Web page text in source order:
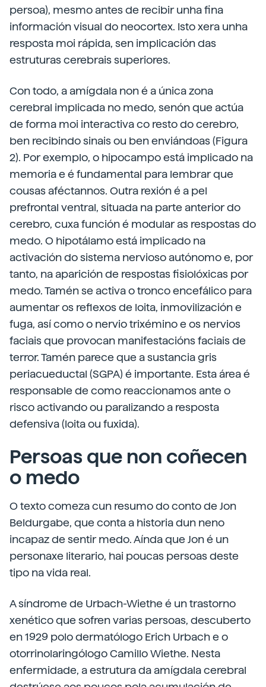
persoa), mesmo antes de recibir unha fina
información visual do neocortex. Isto xera unha
resposta moi rápida, sen implicación das
estruturas cerebrais superiores.
Con todo, a amígdala non é a única zona
cerebral implicada no medo, senón que actúa
de forma moi interactiva co resto do cerebro,
ben recibindo sinais ou ben enviándoas (Figura
2). Por exemplo, o hipocampo está implicado na
memoria e é fundamental para lembrar que
cousas aféctannos. Outra rexión é a pel
prefrontal ventral, situada na parte anterior do
cerebro, cuxa función é modular as respostas do
medo. O hipotálamo está implicado na
activación do sistema nervioso autónomo e, por
tanto, na aparición de respostas fisiolóxicas por
medo. Tamén se activa o tronco encefálico para
aumentar os reflexos de loita, inmovilización e
fuga, así como o nervio trixémino e os nervios
faciais que provocan manifestacións faciais de
terror. Tamén parece que a sustancia gris
periacueductal (SGPA) é importante. Esta área é
responsable de como reaccionamos ante o
risco activando ou paralizando a resposta
defensiva (loita ou fuxida).
Persoas que non coñecen
o medo
O texto comeza cun resumo do conto de Jon
Beldurgabe, que conta a historia dun neno
incapaz de sentir medo. Aínda que Jon é un
personaxe literario, hai poucas persoas deste
tipo na vida real.
A síndrome de Urbach-Wiethe é un trastorno
xenético que sofren varias persoas, descuberto
en 1929 polo dermatólogo Erich Urbach e o
otorrinolaringólogo Camillo Wiethe. Nesta
enfermidade, a estrutura da amígdala cerebral